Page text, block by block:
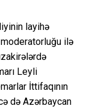
layihə
ilə
Leyli
İttifaqının
də Azərbaycan